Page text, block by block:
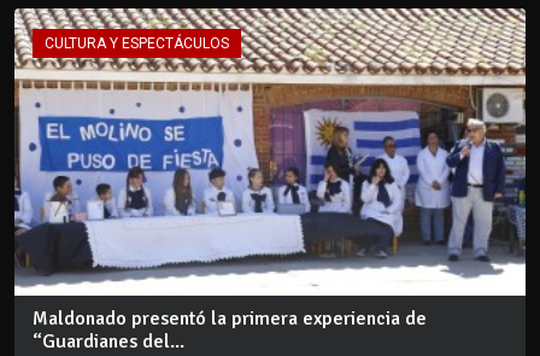
CULTURA Y ESPECTÁCULOS
Maldonado presentó la primera experiencia de
“Guardianes del...